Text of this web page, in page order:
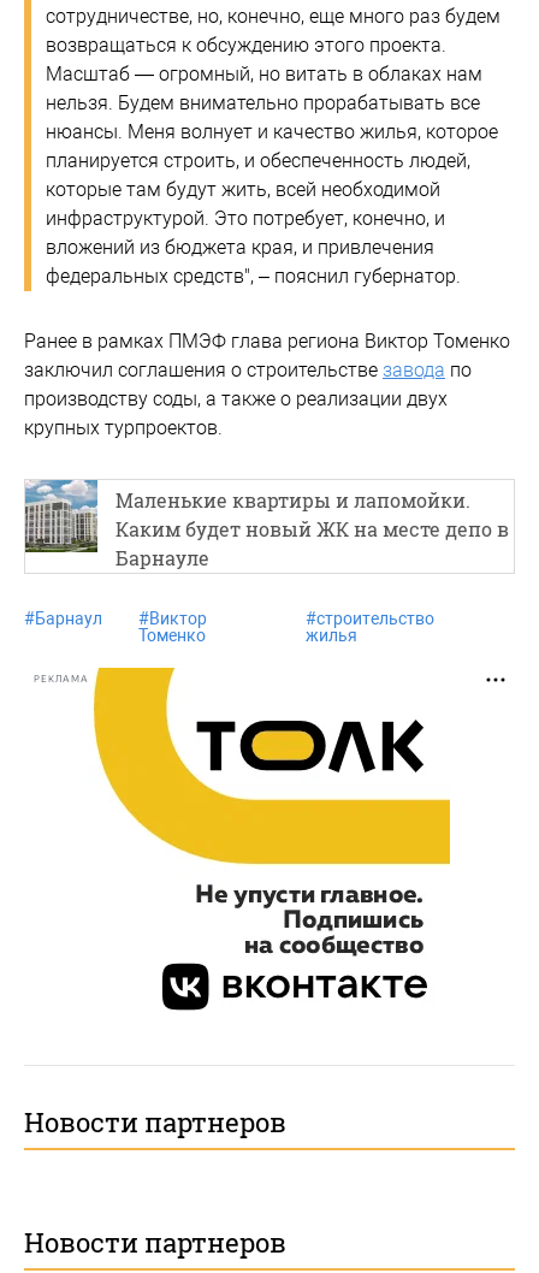
сотрудничестве, но, конечно, еще много раз будем
возвращаться к обсуждению этого проекта.
Масштаб — огромный, но витать в облаках нам
нельзя. Будем внимательно прорабатывать все
нюансы. Меня волнует и качество жилья, которое
планируется строить, и обеспеченность людей,
которые там будут жить, всей необходимой
инфраструктурой. Это потребует, конечно, и
вложений из бюджета края, и привлечения
федеральных средств", – пояснил губернатор.
Ранее в рамках ПМЭФ глава региона Виктор Томенко
заключил соглашения о строительстве завода по
производству соды, а также о реализации двух
крупных турпроектов.
Маленькие квартиры и лапомойки.
Каким будет новый ЖК на месте депо в
Барнауле
#Барнаул #Виктор
Томенко
#строительство
жилья
РЕКЛАМА
Новости партнеров
Новости партнеров